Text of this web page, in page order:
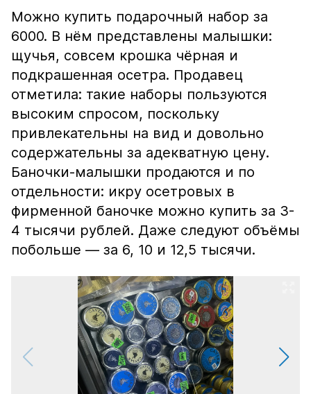
Можно купить подарочный набор за
6000. В нём представлены малышки:
щучья, совсем крошка чёрная и
подкрашенная осетра. Продавец
отметила: такие наборы пользуются
высоким спросом, поскольку
привлекательны на вид и довольно
содержательны за адекватную цену.
Баночки-малышки продаются и по
отдельности: икру осетровых в
фирменной баночке можно купить за 3-
4 тысячи рублей. Даже следуют объёмы
побольше — за 6, 10 и 12,5 тысячи.